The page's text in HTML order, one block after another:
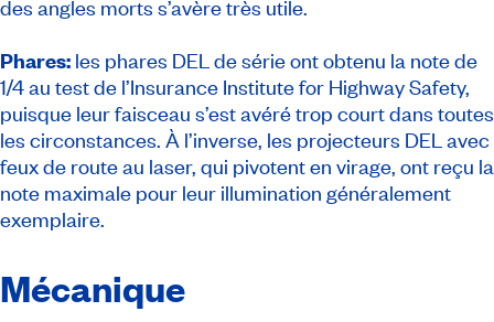
des angles morts s’avère très utile.
Phares: les phares DEL de série ont obtenu la note de
1/4 au test de l’Insurance Institute for Highway Safety,
puisque leur faisceau s’est avéré trop court dans toutes
les circonstances. À l’inverse, les projecteurs DEL avec
feux de route au laser, qui pivotent en virage, ont reçu la
note maximale pour leur illumination généralement
exemplaire.
Mécanique